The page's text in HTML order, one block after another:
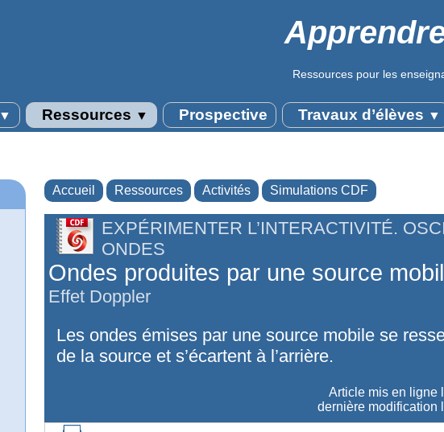
Ressources pour les
▼ Ressources ▼ Prospective Travaux d’élèves ▼
Accueil Ressources Activités Simulations CDF
EXPÉRIMENTER L’INTERACTIVITÉ.
ONDES
Ondes produites par une source
Effet Doppler
Les ondes émises par une source mobile se
de la source et s’écartent à l’arrière.
Article mis en ligne
dernière modification